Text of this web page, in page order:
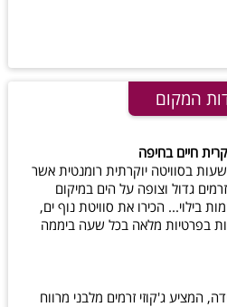
המקום
חיים בחיפה
בסוויטה יוקרתית רומנטית אשר
גדול וצופה על הים במיקום
בילוי... הכירו את סוויטת נוף ים,
בפרטיות מלאה בכל שעה ביממה
המציע ג'קוזי זרמים מלבני מרווח